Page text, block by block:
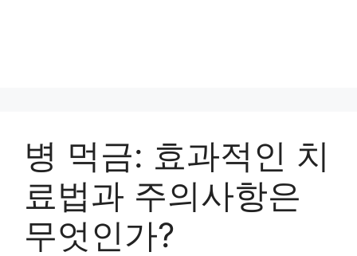
병 먹금: 효과적인 치
료법과 주의사항은
무엇인가?